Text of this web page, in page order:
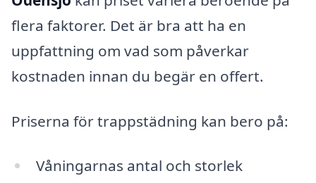
flera faktorer. Det är bra att ha en
uppfattning om vad som påverkar
kostnaden innan du begär en offert.
Priserna för trappstädning kan bero på:
Våningarnas antal och storlek